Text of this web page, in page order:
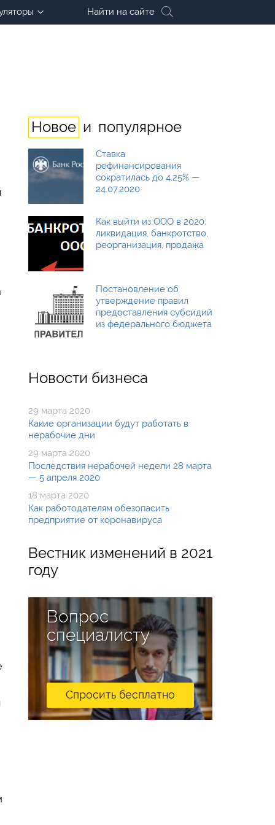
Найти на сайте
Новое и популярное
Ставка
рефинансирования
сократилась до 4,25% —
24.07.2020
Как выйти из ООО в 2020:
ликвидация, банкротство,
реорганизация, продажа
Постановление об
утверждение правил
предоставления субсидий
из федерального бюджета
Новости бизнеса
29 марта 2020
Какие организации будут работать в
нерабочие дни
29 марта 2020
Последствия нерабочей недели 28 марта
— 5 апреля 2020
18 марта 2020
Как работодателям обезопасить
предприятие от коронавируса
Вестник изменений в 2021
году
Вопрос
специалисту
Спросить бесплатно